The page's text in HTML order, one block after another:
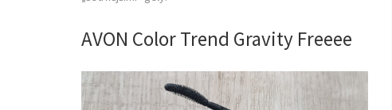
AVON Color Trend Gravity Freeee